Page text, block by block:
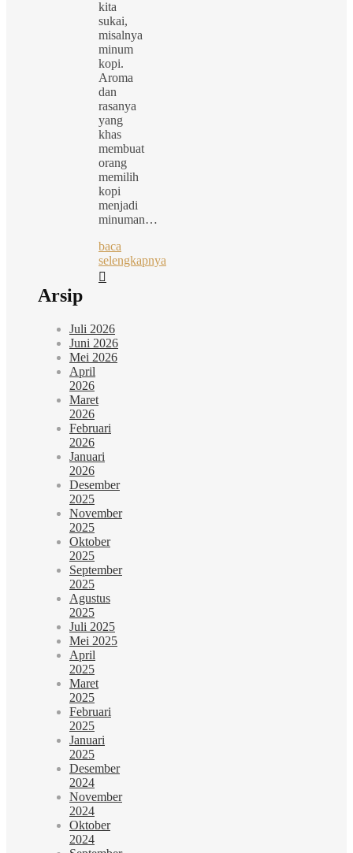
kita
sukai,
misalnya
minum
kopi.
Aroma
dan
rasanya
yang
khas
membuat
orang
memilih
kopi
menjadi
minuman…
baca
selengkapnya
Arsip
Juli 2026
Juni 2026
Mei 2026
April
2026
Maret
2026
Februari
2026
Januari
2026
Desember
2025
November
2025
Oktober
2025
September
2025
Agustus
2025
Juli 2025
Mei 2025
April
2025
Maret
2025
Februari
2025
Januari
2025
Desember
2024
November
2024
Oktober
2024